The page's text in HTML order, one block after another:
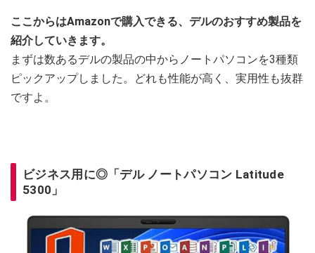
ここからはAmazonで購入できる、デルのおすすめ製品を
紹介していきます。
まずは数あるデルの製品の中からノートパソコンを3種類
ピックアップしました。どれも性能が高く、実用性も抜群
ですよ。
ビジネス用に◎「デル ノートパソコン Latitude
5300」